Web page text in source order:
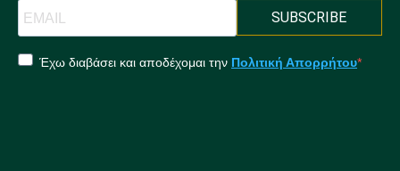
SUBSCRIBE
Έχω διαβάσει και αποδέχομαι την Πολιτική Απορρήτου